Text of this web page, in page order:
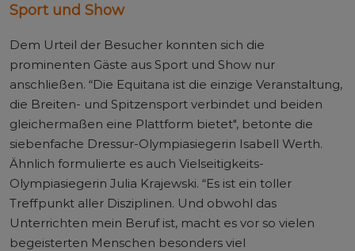
Sport und Show
Dem Urteil der Besucher konnten sich die
prominenten Gäste aus Sport und Show nur
anschließen. “Die Equitana ist die einzige Veranstaltung,
die Breiten- und Spitzensport verbindet und beiden
gleichermaßen eine Plattform bietet", betonte die
siebenfache Dressur-Olympiasiegerin Isabell Werth.
Ähnlich formulierte es auch Vielseitigkeits-
Olympiasiegerin Julia Krajewski. “Es ist ein toller
Treffpunkt aller Disziplinen. Und obwohl das
Unterrichten mein Beruf ist, macht es vor so vielen
begeisterten Menschen besonders viel